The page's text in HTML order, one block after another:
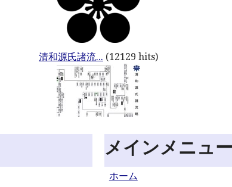
清和源氏諸流... (12129 hits)
メインメニュ
ホーム